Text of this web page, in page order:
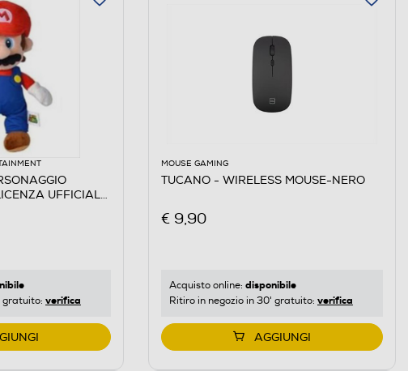
UFFICIAL-
gratuito: verifica
MOUSE GAMING
TUCANO - WIRELESS MOUSE-NERO
€ 9,90
Acquisto online: disponibile
Ritiro in negozio in 30' gratuito: verifica
AGGIUNGI